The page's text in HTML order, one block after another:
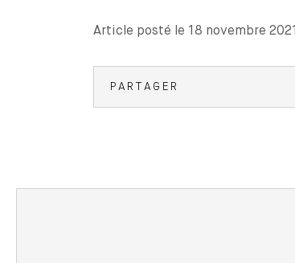
Article posté le 18 novembre 2021
PARTAGER